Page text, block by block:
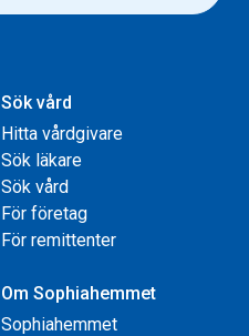
Sök vård
Hitta vårdgivare
Sök läkare
Sök vård
För företag
För remittenter
Om Sophiahemmet
Sophiahemmet